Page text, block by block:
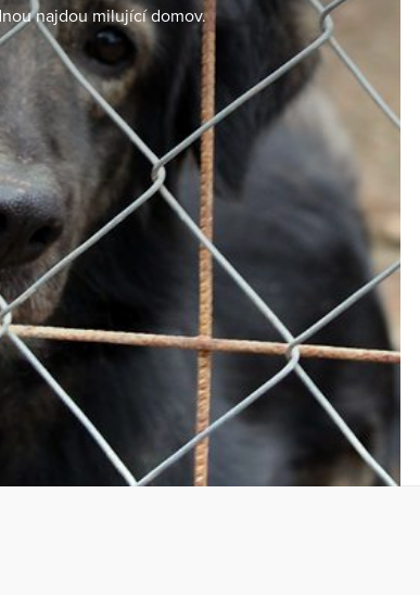
najdou milující domov.